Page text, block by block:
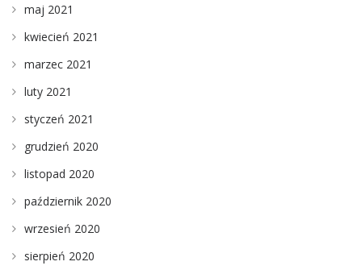
maj 2021
kwiecień 2021
marzec 2021
luty 2021
styczeń 2021
grudzień 2020
listopad 2020
październik 2020
wrzesień 2020
sierpień 2020